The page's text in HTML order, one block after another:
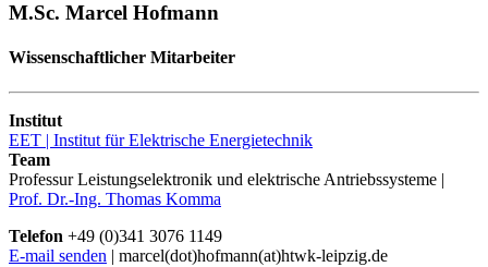
M.Sc. Marcel Hofmann
Wissenschaftlicher Mitarbeiter
Institut
EET | Institut für Elektrische Energietechnik
Team
Professur Leistungselektronik und elektrische Antriebssysteme |
Prof. Dr.-Ing. Thomas Komma
Telefon +49 (0)341 3076 1149
E-mail senden | marcel(dot)hofmann(at)htwk-leipzig.de